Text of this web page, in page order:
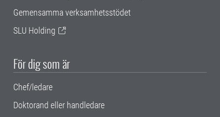
Gemensamma verksamhetsstödet
SLU Holding
För dig som är
Chef/ledare
Doktorand eller handledare